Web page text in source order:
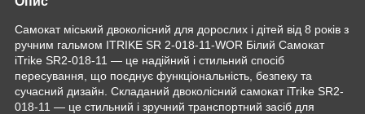
Самокат міський двоколісний для дорослих і дітей від 8 років з
ручним гальмом ITRIKE SR 2-018-11-WOR Білий Самокат
iTrike SR2-018-11 — це надійний і стильний спосіб
пересування, що поєднує функціональність, безпеку та
сучасний дизайн. Складаний двоколісний самокат iTrike SR2-
018-11 — це стильний і зручний транспортний засіб для